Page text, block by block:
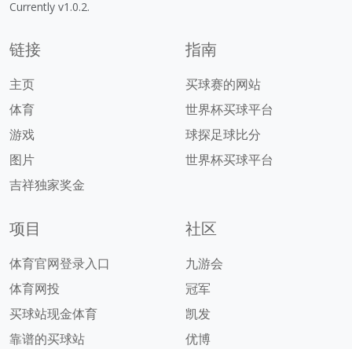
Currently v1.0.2.
链接
主页
体育
游戏
图片
吉祥独家奖金
指南
买球赛的网站
世界杯买球平台
球探足球比分
世界杯买球平台
项目
体育官网登录入口
体育网投
买球站现金体育
靠谱的买球站
社区
九游会
冠军
凯发
优博